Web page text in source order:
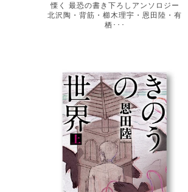
慄く 最恐の書き下ろしアンソロジー
北沢陶・背筋・櫛木理宇・恩田陸・有
栖･･･